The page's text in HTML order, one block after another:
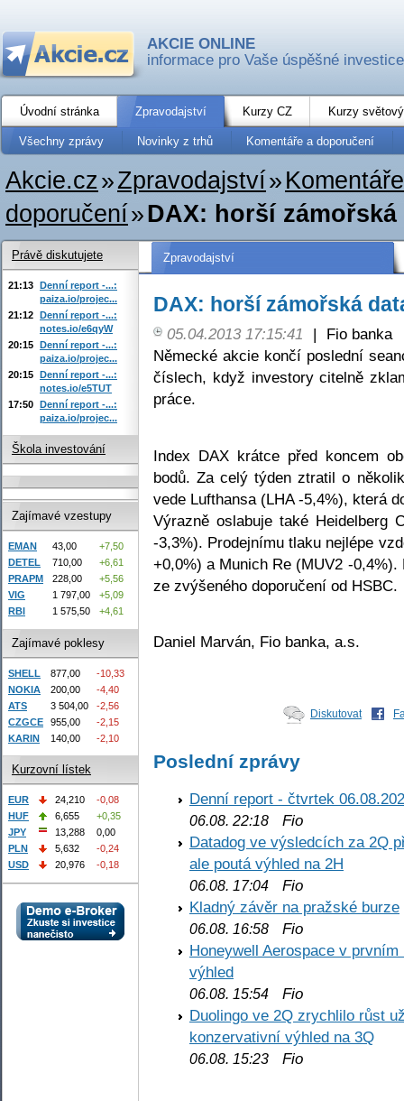
AKCIE ONLINE
informace pro Vaše úspěšné investice
Úvodní stránka Zpravodajství Kurzy CZ Kurzy
Všechny zprávy Novinky z trhů Komentáře a doporučení
Akcie.cz»Zpravodajství»
doporučení»DAX: horší
Zpravodajství
DAX: horší zámořská
05.04.2013 17:15:41 |
Fio banka
Německé akcie končí poslední
číslech, když investory citelně
práce.
Index DAX krátce před koncem
bodů. Za celý týden ztratil o
vede Lufthansa (LHA -5,4%), která
Výrazně oslabuje také Heidelberg
-3,3%). Prodejnímu tlaku nejlépe
+0,0%) a Munich Re (MUV2 -
ze zvýšeného doporučení od HSBC.
Daniel Marván, Fio banka, a.s.
Diskutovat
Poslední zprávy
Denní report - čtvrtek
06.08. 22:18 Fio
Datadog ve výsledcích za 2Q
ale poutá výhled na 2H
06.08. 17:04 Fio
Kladný závěr na pražské burze
06.08. 16:58 Fio
Honeywell Aerospace v
výhled
06.08. 15:54 Fio
Duolingo ve 2Q zrychlilo růst
konzervativní výhled na 3Q
06.08. 15:23 Fio
Právě diskutujete
21:13 Denní report -...:
paiza.io/projec...
21:12 Denní report -...:
notes.io/e6qyW
20:15 Denní report -...:
paiza.io/projec...
20:15 Denní report -...:
notes.io/e5TUT
17:50 Denní report -...:
paiza.io/projec...
Škola investování
Zajímavé vzestupy
EMAN 43,00
+7,50
DETEL
710,00
+6,61
PRAPM
228,00
+5,56
VIG
1 797,00
+5,09
RBI
1 575,50 +4,61
Zajímavé poklesy
SHELL 877,00
-10,33
NOKIA
200,00
-4,40
ATS
3 504,00
-2,56
CZGCE
955,00
-2,15
KARIN
140,00 -2,10
Kurzovní lístek
EUR 24,210
-0,08
HUF
6,655
+0,35
JPY
13,288
0,00
PLN
5,632
-0,24
USD
20,976 -0,18